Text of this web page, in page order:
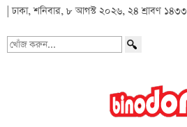
| ঢাকা, শনিবার, ৮ আগস্ট ২০২৬, ২৪ শ্রাবণ ১৪৩৩
খোঁজ